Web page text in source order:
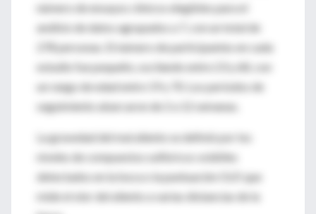
número de ensayos clínicos elegibles para el
análisis de datos agrupados a 7, con un total de
278 personas. El número de participantes en cada
estudio fue pequeño, oscilando entre 23 y 68, con
un rango de edad entre 19 y 70. Los períodos de
seguimiento abarcaron de 2 a 12 semanas.
La gravedad del mal aliento se definió por los
niveles de compuestos sulfúricos volátiles
detectados en la boca o la puntuación OLP, que
mide el olor del aliento a varias distancias de la